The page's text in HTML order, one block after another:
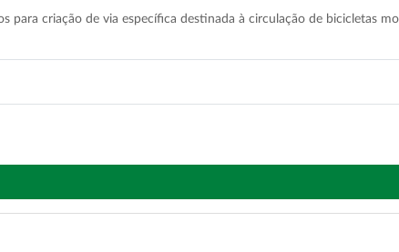
para criação de via específica destinada à circulação de bicicletas